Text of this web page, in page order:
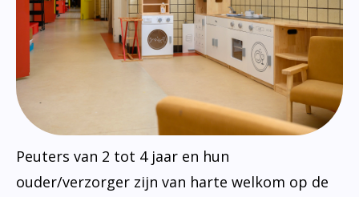
Peuters van 2 tot 4 jaar en hun
ouder/verzorger zijn van harte welkom op de